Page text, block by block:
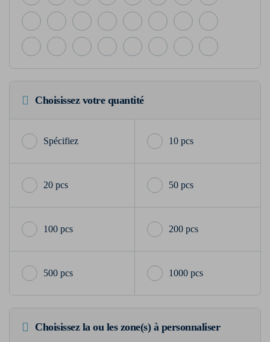
Choisissez votre quantité
10 pcs
20 pcs 50 pcs
100 pcs 200 pcs
500 pcs 1000 pcs
Choisissez la ou les zone(s) à personnaliser